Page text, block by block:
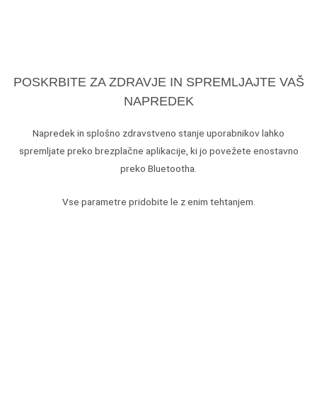
POSKRBITE ZA ZDRAVJE IN SPREMLJAJTE VAŠ
NAPREDEK
Napredek in splošno zdravstveno stanje uporabnikov lahko
spremljate preko brezplačne aplikacije, ki jo povežete enostavno
preko Bluetootha.
Vse parametre pridobite le z enim tehtanjem.